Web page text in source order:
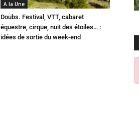
A la Une
Doubs. Festival, VTT, cabaret
équestre, cirque, nuit des étoiles… :
idées de sortie du week-end